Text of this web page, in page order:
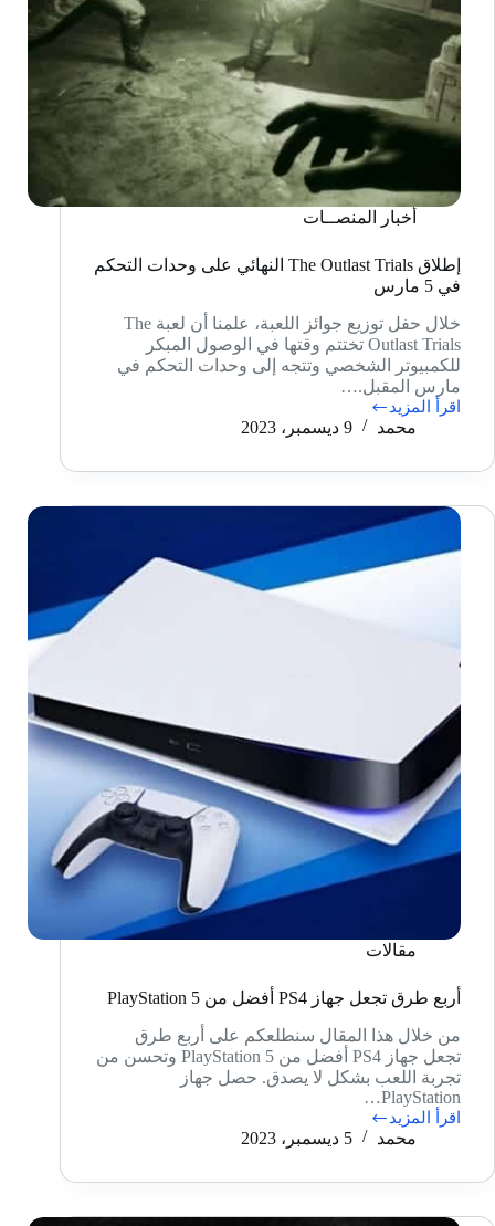
أخبار المنصــات
إطلاق The Outlast Trials النهائي على وحدات التحكم
في 5 مارس
خلال حفل توزيع جوائز اللعبة، علمنا أن لعبة The
Outlast Trials تختتم وقتها في الوصول المبكر
للكمبيوتر الشخصي وتتجه إلى وحدات التحكم في
مارس المقبل.…
اقرأ المزيد
إطلاق
Trials
على
التحكم
محمد 9 ديسمبر، 2023
مقالات
أربع طرق تجعل جهاز PS4 أفضل من PlayStation 5
من خلال هذا المقال سنطلعكم على أربع طرق
تجعل جهاز PS4 أفضل من PlayStation 5 وتحسن من
تجربة اللعب بشكل لا يصدق. حصل جهاز
PlayStation…
اقرأ المزيد
أربع
جهاز
محمد 5 ديسمبر، 2023